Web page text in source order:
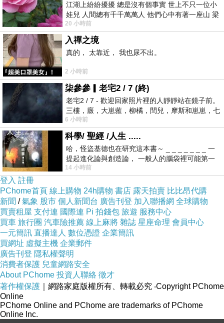
英國POCONIDO手工嬰兒鞋_經典貓頭鷹 |
:::Mamibuy 華人第一嬰兒用品推薦網站:::
商品介紹;
\
江湖上紛紛擾擾 總是沒有個事實 世上不只一位小
娃兒 人間總有千千萬萬人 他們心中有著一座山 梁
山佛山泰華衡恆嵩 一山之高
20 小時前
入禪之境
真的， 太靠近， 我也尿不出。
2 小時前
柒參參▎老宅2 / 7 (終)
老宅2 / 7 - 歡迎回家照片裡的人靜靜站在鏡子前。
三樓，廄，大崽蕥，柳橘，閆兒，摩斯和崽崽，七
個人整整齊齊地站在鏡框之外，如同
6 小時前
科學/ 聖經 /人生 .....
哈，怪盜基德也在研究這本書～ _ _ _ _ _ _ _ 一
提起進化論與創造論， 一般人的腦袋裡可能第一
時間就有「 進化論很科
14 小時前
登入 註冊
PChome首頁 線上購物 24h購物 書店 露天拍賣 比比昂代購
新聞 /氣象 股市 個人新聞台 廣告刊登 加入聯播網 全球購物
買賣租屋 支付連 國際連 Pi 拍錢包 旅遊 服務中心
買車 旅行團 汽車險推薦 線上麻將 雜誌 星座命理 會員中心
一元簡訊 直播達人 數位憑證 企業簡訊
買網址 虛擬主機 企業郵件
廣告刊登 隱私權聲明
消費者保護 兒童網路安全
About PChome 投資人聯絡 徵才
著作權保護 ｜網路家庭版權所有、轉載必究 ‧Copyright PChome
Online
PChome Online and PChome are trademarks of PChome
Online Inc.